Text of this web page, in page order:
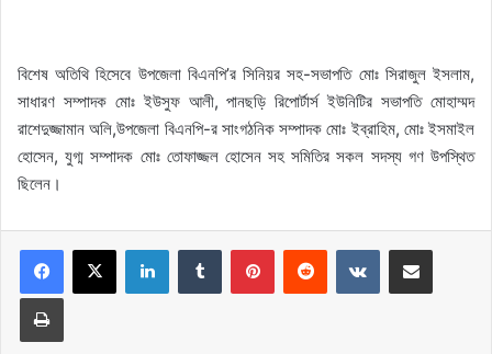
বিশেষ অতিথি হিসেবে উপজেলা বিএনপি’র সিনিয়র সহ-সভাপতি মোঃ সিরাজুল ইসলাম,
সাধারণ সম্পাদক মোঃ ইউসুফ আলী, পানছড়ি রিপোর্টার্স ইউনিটির সভাপতি মোহাম্মদ
রাশেদুজ্জামান অলি,উপজেলা বিএনপি-র সাংগঠনিক সম্পাদক মোঃ ইব্রাহিম, মোঃ ইসমাইল
হোসেন, যুগ্ম সম্পাদক মোঃ তোফাজ্জল হোসেন সহ সমিতির সকল সদস্য গণ উপস্থিত
ছিলেন।
LinkedInTumblr PinterestReddit VKontakteShare via Email
Print